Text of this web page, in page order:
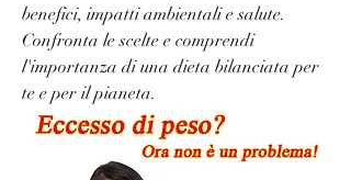
benefici, impatti ambientali e salute.
Confronta le scelte e comprendi
l'importanza di una dieta bilanciata per
te e per il pianeta.